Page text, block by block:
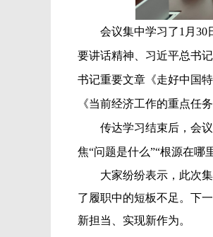
会议集中学习了1月
要讲话精神、习近平总书
书记重要文章《走好中国
《当前经济工作的重点任务
传达学习结束后，会
焦“问题是什么”“根源在哪
大家纷纷表示，此次
了履职中的短板不足。下
新担当、实现新作为。